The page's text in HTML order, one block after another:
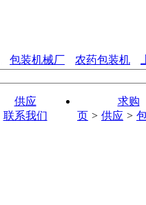
包装机械厂 农药包装机
供应
求购
联系我们 页 > 供应 >